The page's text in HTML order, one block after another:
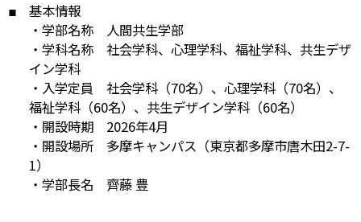
基本情報
・学部名称 人間共生学部
・学科名称 社会学科、心理学科、福祉学科、共生デザ
イン学科
・入学定員 社会学科（70名）、心理学科（70名）、
福祉学科（60名）、共生デザイン学科（60名）
・開設時期 2026年4月
・開設場所 多摩キャンパス（東京都多摩市唐木田2-7-
1）
・学部長名 齊藤 豊